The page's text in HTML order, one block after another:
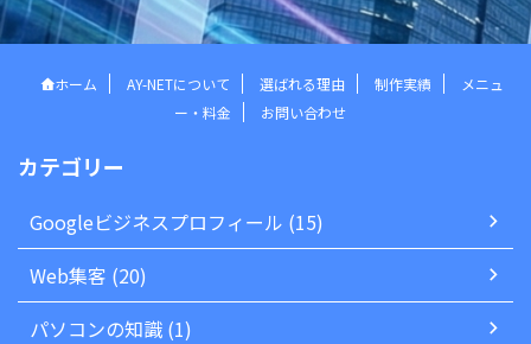
ホーム AY-NETについて 選ばれる理由 制作実績
メニュ
ー・料金
お問い合わせ
カテゴリー
Googleビジネスプロフィール (15)
Web集客 (20)
パソコンの知識 (1)